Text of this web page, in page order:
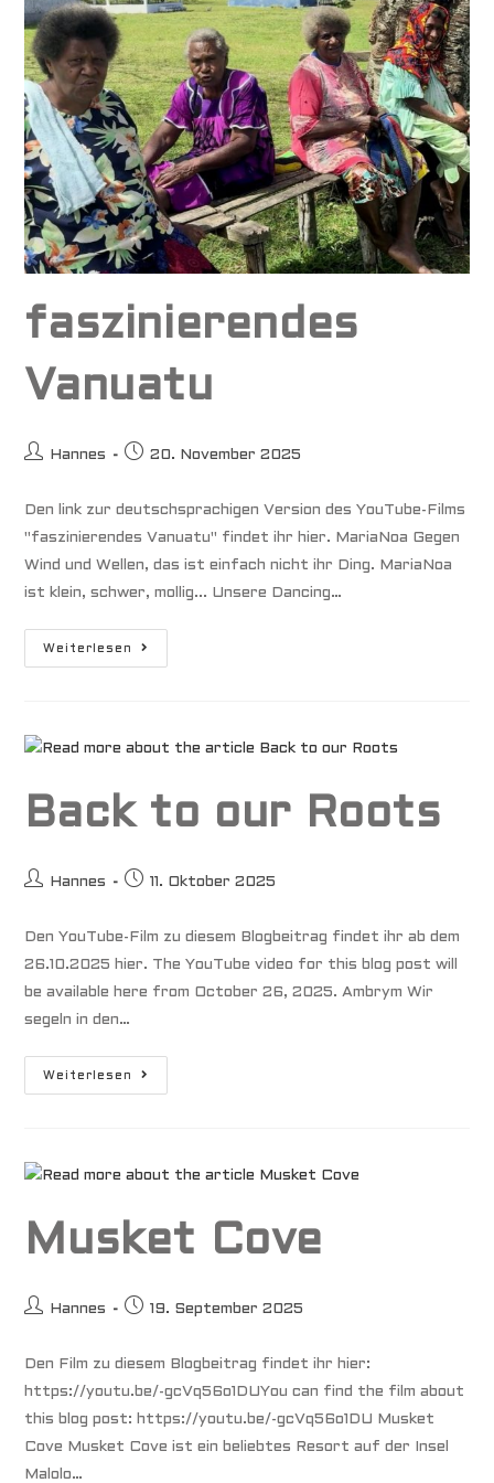
faszinierendes
Vanuatu
Beitrags-
Hannes
Beitrag
20. November 2025
Den link zur deutschsprachigen Version des YouTube-Films
"faszinierendes Vanuatu" findet ihr hier. MariaNoa Gegen
Wind und Wellen, das ist einfach nicht ihr Ding. MariaNoa
ist klein, schwer, mollig... Unsere Dancing…
Weiterlesen
Faszinierendes
Back to our Roots
Beitrags-
Hannes
Beitrag
11. Oktober 2025
Den YouTube-Film zu diesem Blogbeitrag findet ihr ab dem
26.10.2025 hier. The YouTube video for this blog post will
be available here from October 26, 2025. Ambrym Wir
segeln in den…
Weiterlesen
Back
Musket Cove
Beitrags-
Hannes
Beitrag
19. September 2025
Den Film zu diesem Blogbeitrag findet ihr hier:
https://youtu.be/-gcVq56o1DUYou can find the film about
this blog post: https://youtu.be/-gcVq56o1DU Musket
Cove Musket Cove ist ein beliebtes Resort auf der Insel
Malolo…